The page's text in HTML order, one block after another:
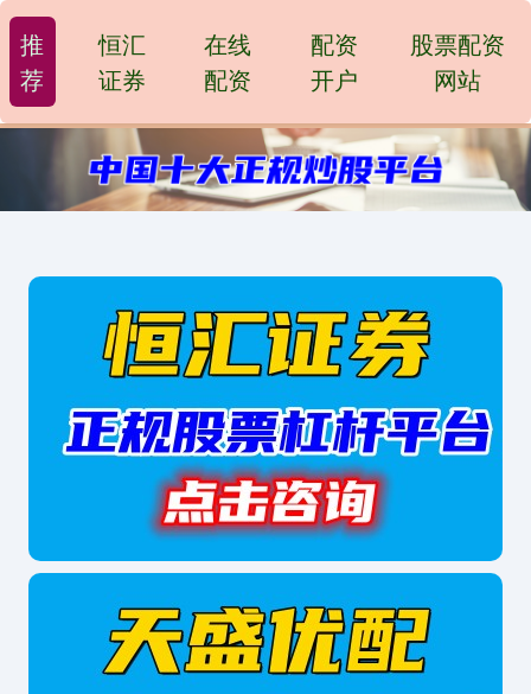
推
荐
恒汇
证券
在线
配资
配资
开户
股票配资
网站